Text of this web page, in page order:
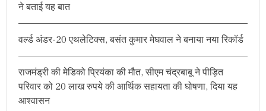
ने बताई यह बात
वर्ल्ड अंडर-20 एथलेटिक्स, बसंत कुमार मेघवाल ने बनाया नया रिकॉर्ड
राजमंड्री की मेडिको प्रियंका की मौत, सीएम चंद्रबाबू ने पीड़ित
परिवार को 20 लाख रुपये की आर्थिक सहायता की घोषणा, दिया यह
आश्वासन